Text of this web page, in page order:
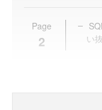
Page
2
い